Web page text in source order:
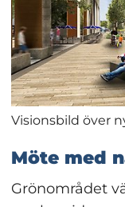
Visionsbild över
Möte med
Grönområdet